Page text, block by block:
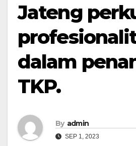
Jateng
dalam
TKP.
By admin
SEP 1, 2023